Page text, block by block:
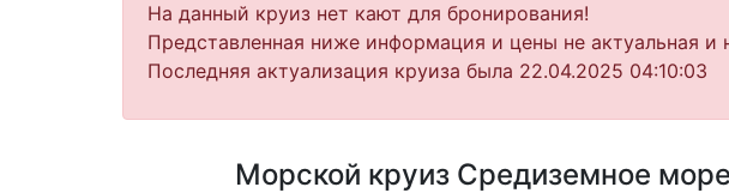
На данный круиз нет кают для бронирования!
Представленная ниже информация и цены не актуальная и
Последняя актуализация круиза была 22.04.2025 04:10:03
Морской круиз Средиземное